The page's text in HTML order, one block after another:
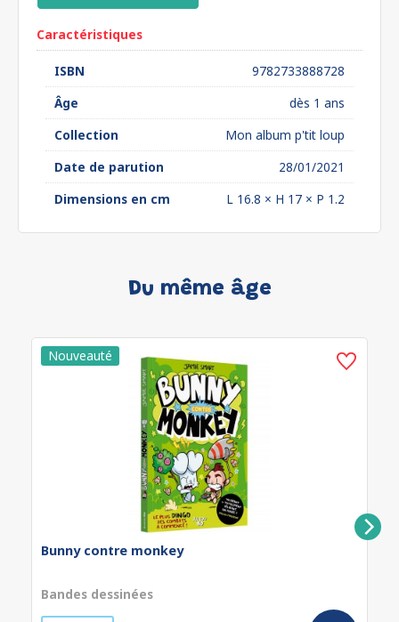
Caractéristiques
ISBN
9782733888728
Âge
dès 1 ans
Collection
Mon album p'tit loup
Date de parution
28/01/2021
Dimensions en cm
L 16.8 × H 17 × P 1.2
Du même âge
Bunny contre monkey
Bandes dessinées